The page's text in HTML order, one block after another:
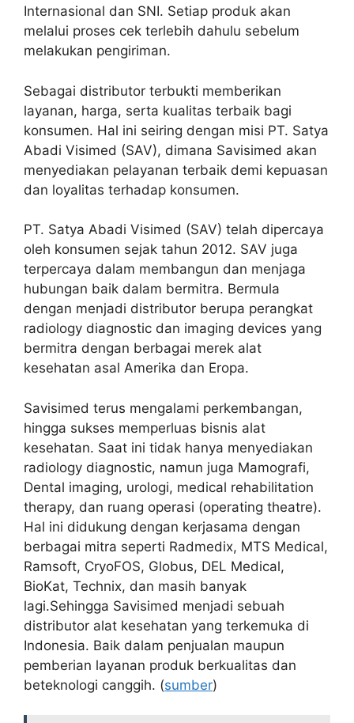
Internasional dan SNI. Setiap produk akan
melalui proses cek terlebih dahulu sebelum
melakukan pengiriman.
Sebagai distributor terbukti memberikan
layanan, harga, serta kualitas terbaik bagi
konsumen. Hal ini seiring dengan misi PT. Satya
Abadi Visimed (SAV), dimana Savisimed akan
menyediakan pelayanan terbaik demi kepuasan
dan loyalitas terhadap konsumen.
PT. Satya Abadi Visimed (SAV) telah dipercaya
oleh konsumen sejak tahun 2012. SAV juga
terpercaya dalam membangun dan menjaga
hubungan baik dalam bermitra. Bermula
dengan menjadi distributor berupa perangkat
radiology diagnostic dan imaging devices yang
bermitra dengan berbagai merek alat
kesehatan asal Amerika dan Eropa.
Savisimed terus mengalami perkembangan,
hingga sukses memperluas bisnis alat
kesehatan. Saat ini tidak hanya menyediakan
radiology diagnostic, namun juga Mamografi,
Dental imaging, urologi, medical rehabilitation
therapy, dan ruang operasi (operating theatre).
Hal ini didukung dengan kerjasama dengan
berbagai mitra seperti Radmedix, MTS Medical,
Ramsoft, CryoFOS, Globus, DEL Medical,
BioKat, Technix, dan masih banyak
lagi.Sehingga Savisimed menjadi sebuah
distributor alat kesehatan yang terkemuka di
Indonesia. Baik dalam penjualan maupun
pemberian layanan produk berkualitas dan
beteknologi canggih. (sumber)